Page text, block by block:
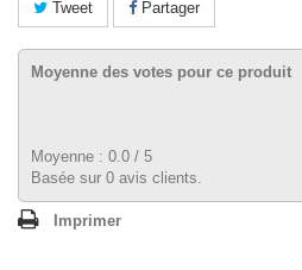
Tweet Partager
Moyenne des votes pour ce produit
Moyenne : 0.0 / 5
Basée sur 0 avis clients.
Imprimer